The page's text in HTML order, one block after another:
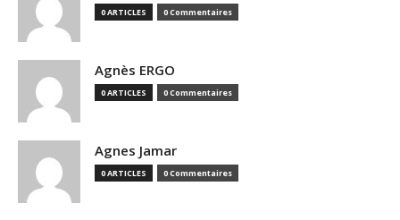
0 ARTICLES 0 Commentaires
Agnès ERGO
0 ARTICLES 0 Commentaires
Agnes Jamar
0 ARTICLES 0 Commentaires